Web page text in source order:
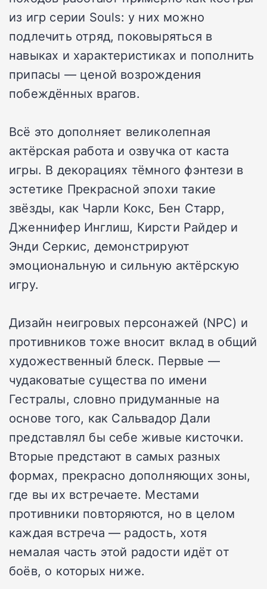
из игр серии Souls: у них можно
подлечить отряд, поковыряться в
навыках и характеристиках и пополнить
припасы — ценой возрождения
побеждённых врагов.
Всё это дополняет великолепная
актёрская работа и озвучка от каста
игры. В декорациях тёмного фэнтези в
эстетике Прекрасной эпохи такие
звёзды, как Чарли Кокс, Бен Старр,
Дженнифер Инглиш, Кирсти Райдер и
Энди Серкис, демонстрируют
эмоциональную и сильную актёрскую
игру.
Дизайн неигровых персонажей (NPC) и
противников тоже вносит вклад в общий
художественный блеск. Первые —
чудаковатые существа по имени
Гестралы, словно придуманные на
основе того, как Сальвадор Дали
представлял бы себе живые кисточки.
Вторые предстают в самых разных
формах, прекрасно дополняющих зоны,
где вы их встречаете. Местами
противники повторяются, но в целом
каждая встреча — радость, хотя
немалая часть этой радости идёт от
боёв, о которых ниже.